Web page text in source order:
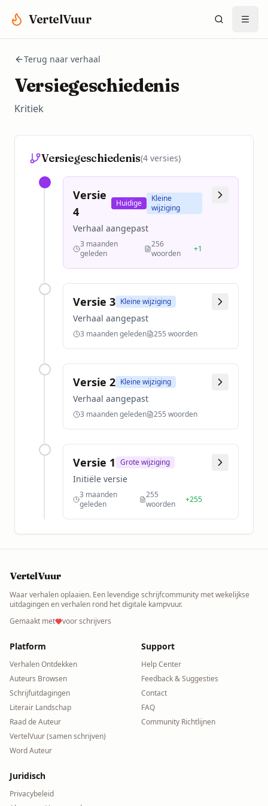
VertelVuur
Terug naar verhaal
Versiegeschiedenis
Kritiek
Versiegeschiedenis(4versies)
Versie
4
Huidige
Kleine
wijziging
Verhaal aangepast
3 maanden
geleden
256
woorden
+1
Versie 3 Kleine wijziging
Verhaal aangepast
3 maanden geleden 255 woorden
Versie 2 Kleine wijziging
Verhaal aangepast
3 maanden geleden 255 woorden
Versie 1 Grote wijziging
Initiële versie
3 maanden
geleden
255
woorden
+255
VertelVuur
Waar verhalen oplaaien. Een levendige schrijfcommunity met wekelijkse
uitdagingen en verhalen rond het digitale kampvuur.
Gemaakt met
voor schrijvers
Platform
Verhalen Ontdekken
Auteurs Browsen
Schrijfuitdagingen
Literair Landschap
Raad de Auteur
VertelVuur (samen schrijven)
Word Auteur
Support
Help Center
Feedback & Suggesties
Contact
FAQ
Community Richtlijnen
Juridisch
Privacybeleid